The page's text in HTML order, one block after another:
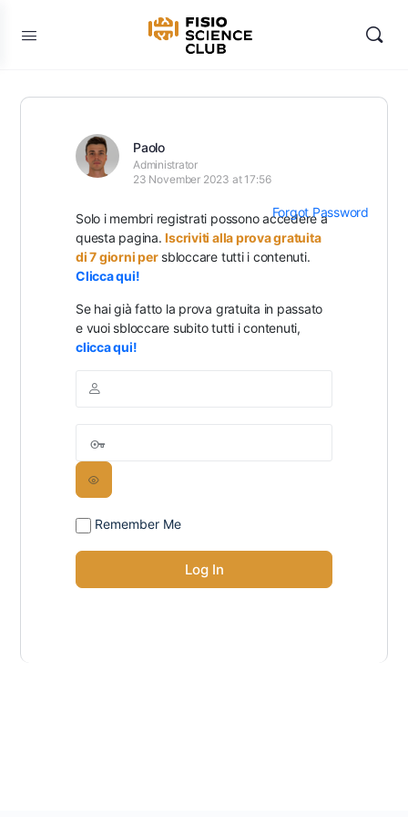
Paolo
Administrator
23 November 2023 at 17:56
Solo i membri registrati possono accedere a
questa pagina.Iscriviti alla prova gratuita
di 7 giorni persbloccare tutti i contenuti.
Clicca qui!
Se hai già fatto la prova gratuita in passato
e vuoi sbloccare subito tutti i contenuti,
clicca qui!
Remember Me
Forgot Password